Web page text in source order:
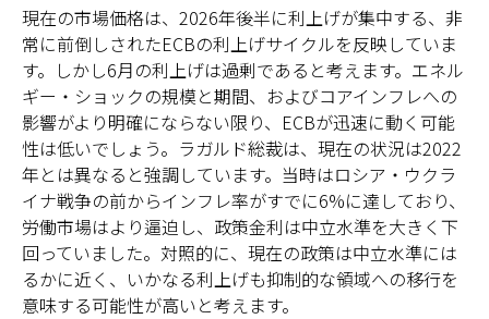
現在の市場価格は、2026年後半に利上げが集中する、非
常に前倒しされたECBの利上げサイクルを反映していま
す。しかし6月の利上げは過剰であると考えます。エネル
ギー・ショックの規模と期間、およびコアインフレへの
影響がより明確にならない限り、ECBが迅速に動く可能
性は低いでしょう。ラガルド総裁は、現在の状況は2022
年とは異なると強調しています。当時はロシア・ウクラ
イナ戦争の前からインフレ率がすでに6%に達しており、
労働市場はより逼迫し、政策金利は中立水準を大きく下
回っていました。対照的に、現在の政策は中立水準には
るかに近く、いかなる利上げも抑制的な領域への移行を
意味する可能性が高いと考えます。